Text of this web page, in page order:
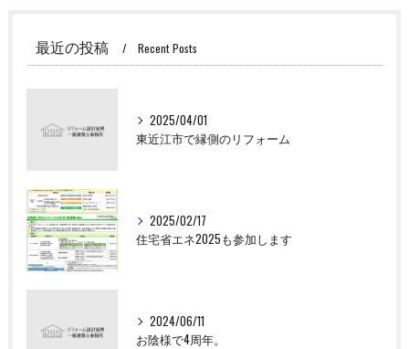
最近の投稿 Recent Posts
2025/04/01
東近江市で縁側のリフォーム
2025/02/17
住宅省エネ2025も参加します
2024/06/11
お陰様で4周年。